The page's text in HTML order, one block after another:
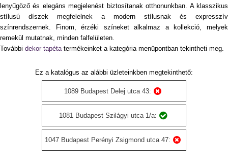
lenyűgöző és elegáns megjelenést biztosítanak otthonunkban. A klasszikus
stílusú díszek megfelelnek a modern stílusnak és expresszív
színrendszernek. Finom, érzéki színeket alkalmaz a kollekció, melyek
remekül mutatnak, minden falfelületen.
További dekor tapétatermékeinket a kategória menüpontban tekintheti meg.
Ez a katalógus az alábbi üzleteinkben megtekinthető:
1089 Budapest Delej utca 43:
1081 Budapest Szilágyi utca 1/a:
1047 Budapest Perényi Zsigmond utca 47: